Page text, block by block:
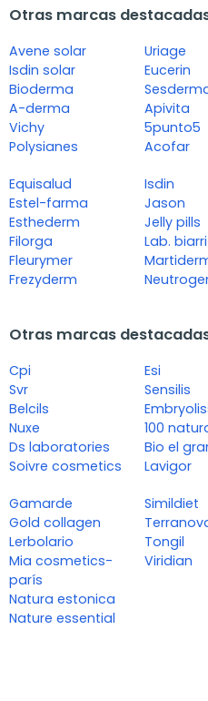
Otras marcas
Avene solar
Isdin solar
Bioderma
A-derma
Vichy
Polysianes
Uriage
Eucerin
Apivita
5punto5
Acofar
Equisalud
Estel-farma
Esthederm
Filorga
Fleurymer
Frezyderm
Isdin
Jason
Jelly pills
Lab.
Otras marcas
Cpi
Svr
Belcils
Nuxe
Ds laboratories
Soivre cosmetics
Esi
Sensilis
100
Bio el
Lavigor
Gamarde
Gold collagen
Lerbolario
Mia cosmetics-
parís
Natura estonica
Nature essential
Simildiet
Tongil
Viridian